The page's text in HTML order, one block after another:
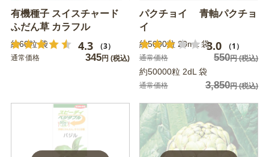
有機種子 スイスチャード
ふだん草 カラフル
4.3 （3）
約60粒 袋
通常価格 345円 (税込)
パクチョイ 青軸パクチョ
イ
3.0 （1）
約5000粒 20mL 袋
通常価格 550円(税込)
約50000粒 2dL 袋
通常価格 3,850円(税込)